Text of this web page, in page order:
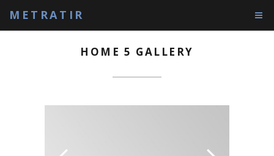
METRATIR
HOME 5 GALLERY